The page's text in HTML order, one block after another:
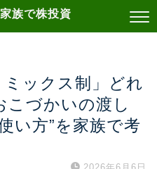
族で株投資
ミックス制」どれ
こづかいの渡し
い方”を家族で考